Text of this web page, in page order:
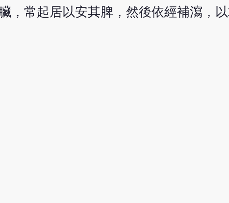
，常起居以安其脾，然後依經補瀉，以